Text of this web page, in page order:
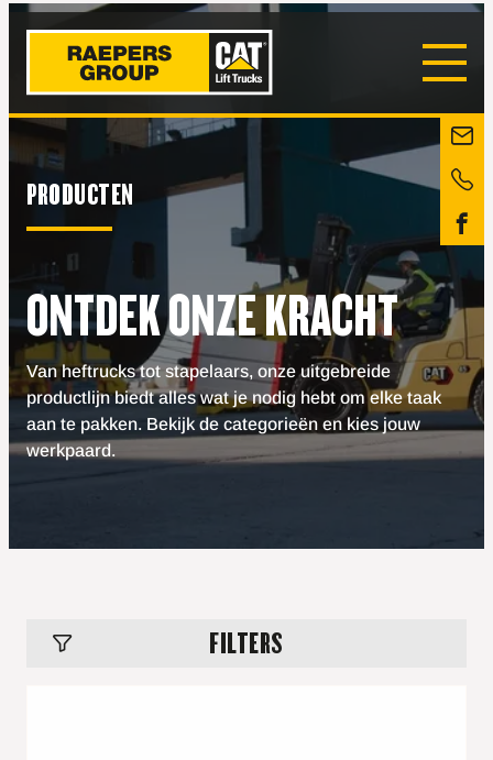
PRODUCTEN
ONTDEK ONZE KRACHT
Van heftrucks tot stapelaars, onze uitgebreide
productlijn biedt alles wat je nodig hebt om elke taak
aan te pakken. Bekijk de categorieën en kies jouw
werkpaard.
FILTERS